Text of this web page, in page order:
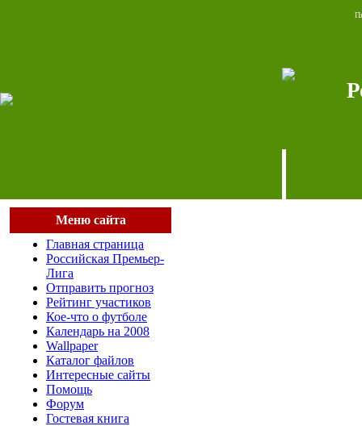
Меню сайта
Главная страница
Российская Премьер-
Лига
Отправить прогноз
Рейтинг участиков
Кое-что о футболе
Календарь на 2008
Wallpaper
Каталог файлов
Интересные сайты
Помощь
Форум
Гостевая книга